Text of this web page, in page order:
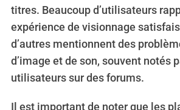
titres. Beaucoup d’utilisateurs
expérience de visionnage
d’autres mentionnent des
d’image et de son, souvent notés
utilisateurs sur des forums.
Il est important de noter que les